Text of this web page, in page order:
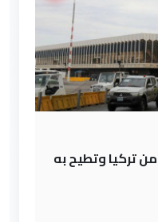
من تركيا وتطيح به